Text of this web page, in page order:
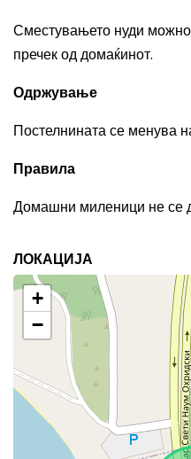
Сместувањето нуди
пречек од домаќинот.
Одржување
Постелнината се менува
Правила
Домашни миленици не се
ЛОКАЦИЈА
+
−